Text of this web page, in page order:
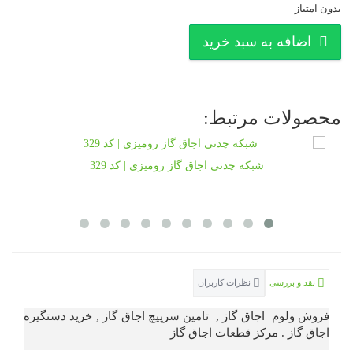
بدون امتیاز
اضافه به سبد خرید
محصولات مرتبط:
شبکه چدنی اجاق گاز رومیزی | کد 329
نقد و بررسی نظرات کاربران
فروش ولوم اجاق گاز , تامین سرپیچ اجاق گاز , خرید دستگیره
اجاق گاز . مرکز قطعات اجاق گاز